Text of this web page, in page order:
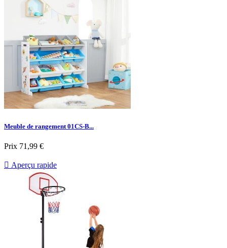
Meuble de rangement 01CS-B...
Prix 71,99 €
 Aperçu rapide